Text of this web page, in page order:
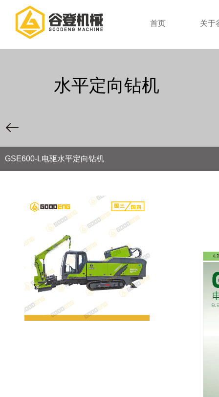
首页 关于
水平定向钻机
GSE600-L电驱水平定向钻机